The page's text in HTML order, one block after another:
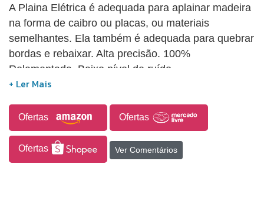
A Plaina Elétrica é adequada para aplainar madeira
na forma de caibro ou placas, ou materiais
semelhantes. Ela também é adequada para quebrar
bordas e rebaixar. Alta precisão. 100%
Rolamentada. Baixo nível de ruído.
Ofertas Ofertas
Ofertas Ver Comentários